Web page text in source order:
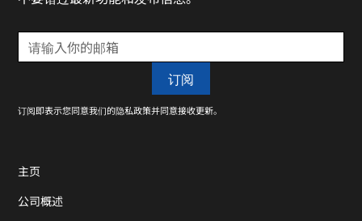
订阅即表示您同意我们的隐私政策并同意接收更新。
主页
公司概述